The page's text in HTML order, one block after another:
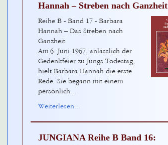
Hannah – Streben nach Ganzheit
Reihe B - Band 17 - Barbara
Hannah – Das Streben nach
Ganzheit
Am 6. Juni 1967, anlässlich der
Gedenkfeier zu Jungs Todestag,
hielt Barbara Hannah die erste
Rede. Sie begann mit einem
persönlich...
Weiterlesen...
JUNGIANA Reihe B Band 16: